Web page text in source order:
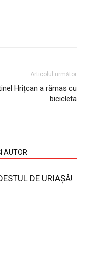
Articolul următor
Hrițcan a rămas cu
bicicleta
AUTOR
DE URIAȘĂ!